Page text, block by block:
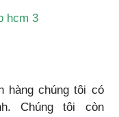
hcm 3
hàng chúng tôi có
Chúng tôi còn